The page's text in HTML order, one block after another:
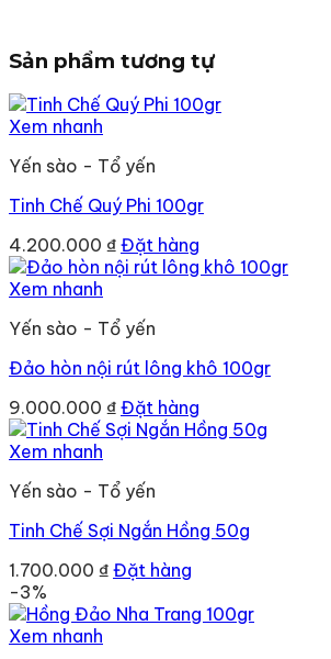
Sản phẩm tương tự
Xem nhanh
Yến sào - Tổ yến
Tinh Chế Quý Phi 100gr
4.200.000 ₫ Đặt hàng
Xem nhanh
Yến sào - Tổ yến
Đảo hòn nội rút lông khô 100gr
9.000.000 ₫ Đặt hàng
Xem nhanh
Yến sào - Tổ yến
Tinh Chế Sợi Ngắn Hồng 50g
1.700.000 ₫ Đặt hàng
-3%
Xem nhanh